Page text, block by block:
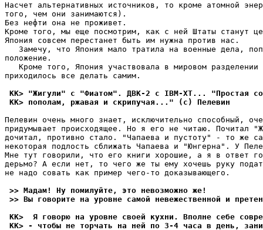
Насчет альтернативных источников, то кроме атомной
того, чем они занимаются).
Без нефти она не проживет.
Кроме того, мы еще посмотрим, как с ней Штаты станут
Япония совсем перестанет быть им нужна против нас.
Замечу, что Япония мало тратила на военные дела,
положение.
Кроме того, Япония участвовала в мировом разделении
приходилось все делать самим.
KK> "Жигули" с "Фиатом". ДВК-2 с IBM-XT... "Простая
KK> пополам, ржавая и скрипучая..." (с) Пелевин
Пелевин очень много знает, исключительно способный,
придумывает происходящее. Hо я его не читаю. Почитал
дочитал, противно стало. "Чапаева и пустоту" - то же
некоторая подлость сближать Чапаева и "Юнгерна". У
Мне тут говорили, что его книги хорошие, а я в ответ
дерьмо? А если нет, то чего же ты ему хочешь руку
не надо совать как пример чего-то доказывающего.
>> Мадам! Ну помилуйте, это невозможно же!
>> Вы говорите на уровне самой невежественной и
KK>  Я говорю на уровне своей кухни. Вполне себе
KK> - чтобы не торчать на ней по 3-4 часа в день,